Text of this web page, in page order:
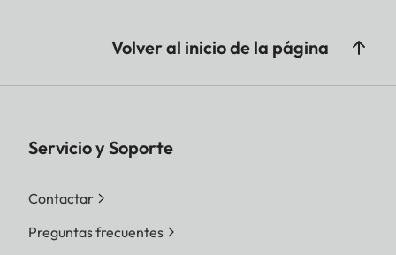
Volver al inicio de la página
Servicio y Soporte
Contactar
Preguntas frecuentes